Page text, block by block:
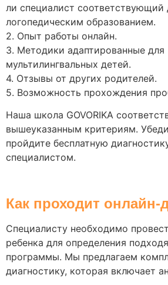
ли специалист соответствующий
логопедическим образованием.
2. Опыт работы онлайн.
3. Методики адаптированные
мультилингвальных детей.
4. Отзывы от других родителей.
5. Возможность прохождения
Наша школа GOVORIKA
вышеуказанным критериям.
пройдите бесплатную
специалистом.
Как проходит онлайн-
Специалисту необходимо
ребенка для определения
программы. Мы предлагаем
диагностику, которая включает